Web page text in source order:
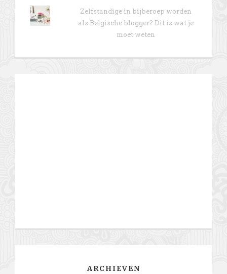
Zelfstandige in bijberoep worden
als Belgische blogger? Dit is wat je
moet weten
ARCHIEVEN